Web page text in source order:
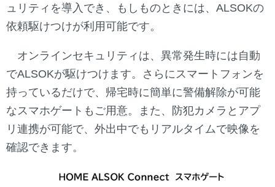
ュリティを導入でき、もしものときには、ALSOKの
依頼駆けつけが利用可能です。
オンラインセキュリティは、異常発生時には自動
でALSOKが駆けつけます。さらにスマートフォンを
持っているだけで、帰宅時に簡単に警備解除が可能
なスマホゲートもご用意。また、防犯カメラとアプ
リ連携が可能で、外出中でもリアルタイムで映像を
確認できます。